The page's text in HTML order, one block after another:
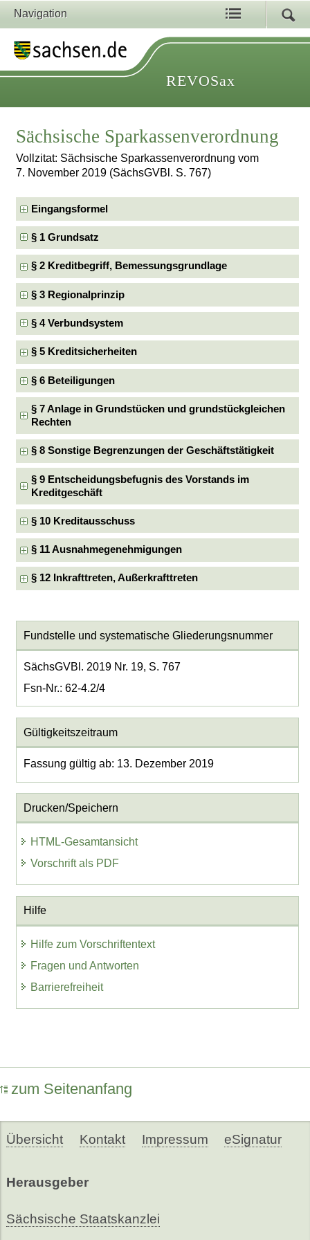
Navigation
REVOSax
Sächsische Sparkassenverordnung
Vollzitat: Sächsische Sparkassenverordnung vom
7. November 2019 (SächsGVBl. S. 767)
Eingangsformel
§ 1 Grundsatz
§ 2 Kreditbegriff, Bemessungsgrundlage
§ 3 Regionalprinzip
§ 4 Verbundsystem
§ 5 Kreditsicherheiten
§ 6 Beteiligungen
§ 7 Anlage in Grundstücken und grundstückgleichen
Rechten
§ 8 Sonstige Begrenzungen der Geschäftstätigkeit
§ 9 Entscheidungsbefugnis des Vorstands im
Kreditgeschäft
§ 10 Kreditausschuss
§ 11 Ausnahmegenehmigungen
§ 12 Inkrafttreten, Außerkrafttreten
Fundstelle und systematische Gliederungsnummer
SächsGVBl. 2019 Nr. 19, S. 767
Fsn-Nr.: 62-4.2/4
Gültigkeitszeitraum
Fassung gültig ab: 13. Dezember 2019
Drucken/Speichern
HTML-Gesamtansicht
Vorschrift als PDF
Hilfe
Hilfe zum Vorschriftentext
Fragen und Antworten
Barrierefreiheit
zum Seitenanfang
Übersicht Kontakt Impressum eSignatur
Herausgeber
Sächsische Staatskanzlei